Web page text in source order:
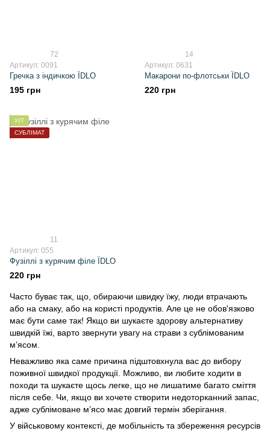
72
Артикул: 0091
Гречка з індичкою ЇDLO
195 грн
14
Артикул: 0631
Макарони по-флотськи ЇDLO
220 грн
ХІТ
СУБЛІМАТ
11
Артикул: 055
Фузіллі з курячим філе ЇDLO
220 грн
Часто буває так, що, обираючи швидку їжу, люди втрачають
або на смаку, або на користі продуктів. Але це не обов'язково
має бути саме так! Якщо ви шукаєте здорову альтернативу
швидкій їжі, варто звернути увагу на страви з сублімованим
м’ясом.
Неважливо яка саме причина підштовхнула вас до вибору
поживної швидкої продукції. Можливо, ви любите ходити в
походи та шукаєте щось легке, що не лишатиме багато сміття
після себе. Чи, якщо ви хочете створити недоторканний запас,
адже сублімоване м’ясо має довгий термін зберігання.
У військовому контексті, де мобільність та збереження ресурсів